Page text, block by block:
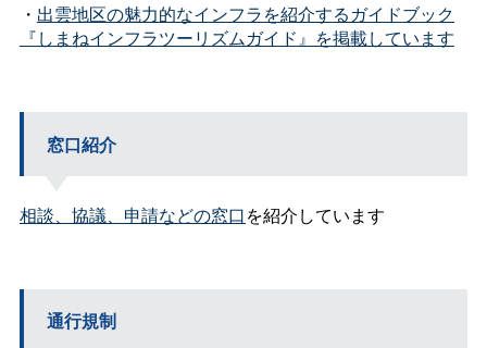
・ 出雲地区の魅力的なインフラを紹介するガイドブック
『しまねインフラツーリズムガイド』を掲載しています
窓口紹介
相談、協議、申請などの窓口を紹介しています
通行規制